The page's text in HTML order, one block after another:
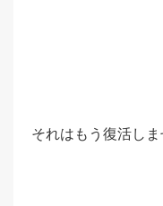
それはもう復活しま